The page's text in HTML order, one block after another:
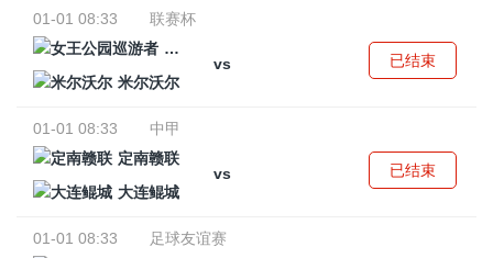
01-01 08:33
联赛杯
女王公园巡游者
vs
米尔沃尔
已结束
01-01 08:33
中甲
定南赣联
vs
大连鲲城
已结束
01-01 08:33
足球友谊赛